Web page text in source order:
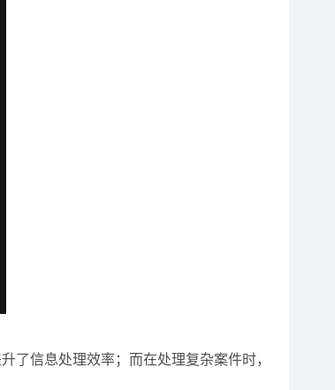
信息处理效率；而在处理复杂案件时，